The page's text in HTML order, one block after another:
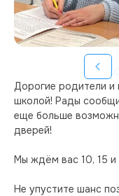
Дорогие родители и
школой! Рады
еще больше
дверей!
Мы ждём вас 10, 15 и
Не упустите шанс